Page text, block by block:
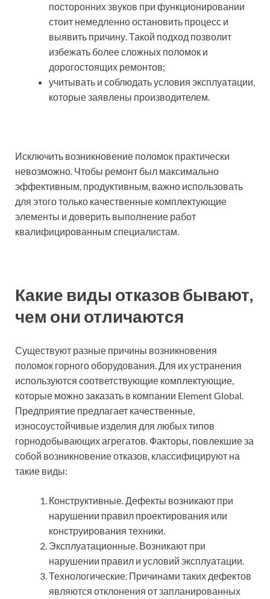
посторонних звуков при функционировании
стоит немедленно остановить процесс и
выявить причину. Такой подход позволит
избежать более сложных поломок и
дорогостоящих ремонтов;
учитывать и соблюдать условия эксплуатации,
которые заявлены производителем.
Исключить возникновение поломок практически
невозможно. Чтобы ремонт был максимально
эффективным, продуктивным, важно использовать
для этого только качественные комплектующие
элементы и доверить выполнение работ
квалифицированным специалистам.
Какие виды отказов бывают,
чем они отличаются
Существуют разные причины возникновения
поломок горного оборудования. Для их устранения
используются соответствующие комплектующие,
которые можно заказать в компании Element Global.
Предприятие предлагает качественные,
износоустойчивые изделия для любых типов
горнодобывающих агрегатов. Факторы, повлекшие за
собой возникновение отказов, классифицируют на
такие виды:
Конструктивные. Дефекты возникают при
нарушении правил проектирования или
конструирования техники.
Эксплуатационные. Возникают при
нарушении правил и условий эксплуатации.
Технологические. Причинами таких дефектов
являются отклонения от запланированных